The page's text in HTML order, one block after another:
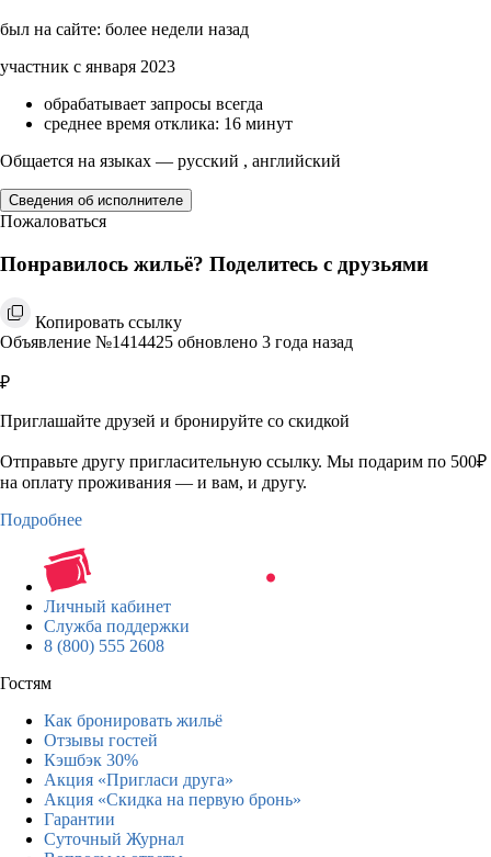
был на сайте: более недели назад
участник с января 2023
обрабатывает запросы всегда
среднее время отклика: 16 минут
Общается на языках — русский , английский
Сведения об исполнителе
Пожаловаться
Понравилось жильё? Поделитесь с друзьями
Копировать ссылку
Объявление №1414425 обновлено 3 года назад
₽
Приглашайте друзей и бронируйте со скидкой
Отправьте другу пригласительную ссылку. Мы подарим по 500₽
на оплату проживания — и вам, и другу.
Подробнее
Личный кабинет
Служба поддержки
8 (800) 555 2608
Гостям
Как бронировать жильё
Отзывы гостей
Кэшбэк 30%
Акция «Пригласи друга»
Акция «Скидка на первую бронь»
Гарантии
Суточный Журнал